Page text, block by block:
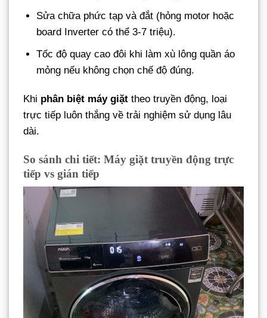
Sửa chữa phức tạp và đắt (hỏng motor hoặc
board Inverter có thể 3-7 triệu).
Tốc độ quay cao đôi khi làm xù lông quần áo
mỏng nếu không chọn chế độ đúng.
Khi phân biệt máy giặt theo truyền động, loại
trực tiếp luôn thắng về trải nghiệm sử dụng lâu
dài.
So sánh chi tiết: Máy giặt truyền động trực
tiếp vs gián tiếp